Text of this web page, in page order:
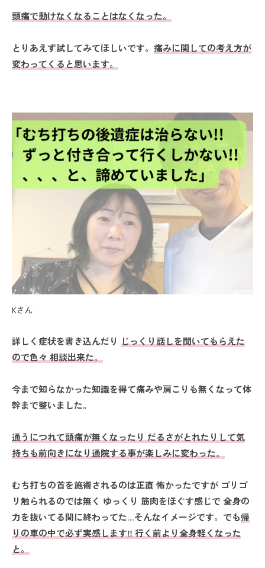
頭痛で動けなくなることはなくなった。
とりあえず試してみてほしいです。 痛みに関しての考え方が
変わってくると思います。
Kさん
詳しく症状を書き込んだり じっくり話しを聞いてもらえた
ので色々 相談出来た。
今まで知らなかった知識を得て痛みや肩こりも無くなって体
幹まで整いました。
通うにつれて頭痛が無くなったり だるさがとれたりして気
持ちも前向きになり通院する事が楽しみに変わった。
むち打ちの首を施術されるのは正直 怖かったですが ゴリゴ
リ触られるのでは無く ゆっくり 筋肉をほぐす感じで 全身の
力を抜いてる間に終わってた…そんなイメージです。でも帰
りの車の中で必ず実感します‼ 行く前より全身軽くなった
と。